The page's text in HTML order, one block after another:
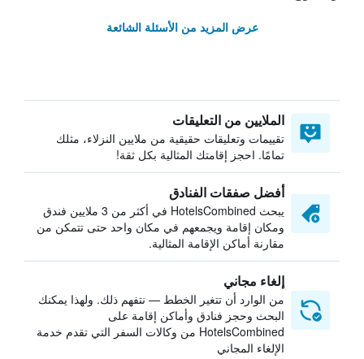
عرض المزيد من الأسئلة الشائعة
الملايين من التعليقات
تقييمات وتعليقات حقيقية من ملايين النزلاء، مثلك
تمامًا. احجز إقامتك المثالية بكل ثقة!
أفضل صفقات الفنادق
يبحث HotelsCombined في أكثر من 3 ملايين فندق
ومكان إقامة ويجمعهم في مكان واحد حتى تتمكن من
مقارنة أماكن الإقامة المثالية.
إلغاء مجاني
من الوارد أن تتغير الخطط — نتفهم ذلك. ولهذا يمكنك
البحث وحجز فنادق وأماكن إقامة على
HotelsCombined من وكالات السفر التي تقدم خدمة
الإلغاء المجاني